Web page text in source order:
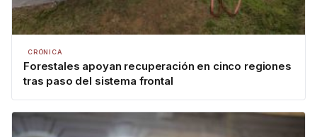
CRÓNICA
Forestales apoyan recuperación en cinco regiones
tras paso del sistema frontal